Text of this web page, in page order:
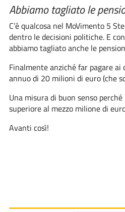
Abbiamo tagliato le
C’è qualcosa nel MoVimento 5
dentro le decisioni politiche. E
abbiamo tagliato anche le
Finalmente anziché far pagare
annuo di 20 milioni di euro (che
Una misura di buon senso
superiore al mezzo milione di
Avanti così!